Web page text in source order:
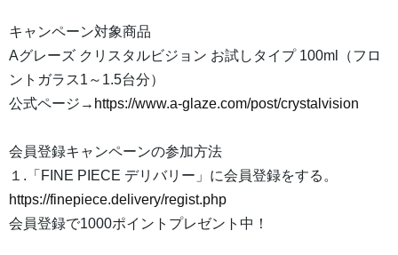
キャンペーン対象商品
Aグレーズ クリスタルビジョン お試しタイプ 100ml（フロ
ントガラス1～1.5台分）
公式ページ→ https://www.a-glaze.com/post/crystalvision
会員登録キャンペーンの参加方法
１.「FINE PIECE デリバリー」に会員登録をする。
https://finepiece.delivery/regist.php
会員登録で1000ポイントプレゼント中！